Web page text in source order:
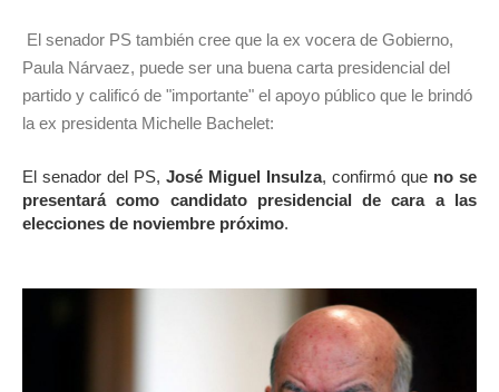
El senador PS también cree que la ex vocera de Gobierno,
Paula Nárvaez, puede ser una buena carta presidencial del
partido y calificó de "importante" el apoyo público que le brindó
la ex presidenta Michelle Bachelet:
El senador del PS, José Miguel Insulza, confirmó que no se
presentará como candidato presidencial de cara a las
elecciones de noviembre próximo.